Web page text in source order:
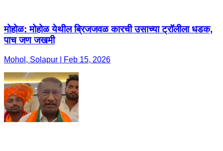
मोहोळ: मोहोळ येथील ब्रिजजवळ कारची उसाच्या ट्रॉलीला धडक,
पाच जण जखमी
Mohol, Solapur | Feb 15, 2026